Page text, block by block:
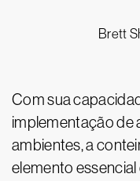
Brett
Com sua
implementação de
ambientes, a
elemento